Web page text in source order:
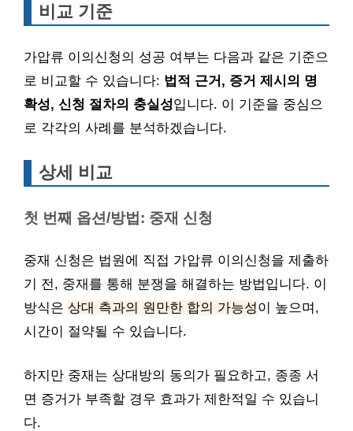
비교 기준
가압류 이의신청의 성공 여부는 다음과 같은 기준으
로 비교할 수 있습니다: 법적 근거, 증거 제시의 명
확성, 신청 절차의 충실성입니다. 이 기준을 중심으
로 각각의 사례를 분석하겠습니다.
상세 비교
첫 번째 옵션/방법: 중재 신청
중재 신청은 법원에 직접 가압류 이의신청을 제출하
기 전, 중재를 통해 분쟁을 해결하는 방법입니다. 이
방식은 상대 측과의 원만한 합의 가능성이 높으며,
시간이 절약될 수 있습니다.
하지만 중재는 상대방의 동의가 필요하고, 종종 서
면 증거가 부족할 경우 효과가 제한적일 수 있습니
다.